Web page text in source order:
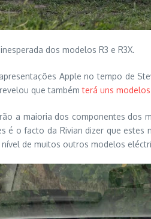
dos modelos R3 e R3X.
Apple no tempo de
que tambémterá uns modelos
a maioria dos componentes
é o facto da Rivian dizer que
de muitos outros modelos